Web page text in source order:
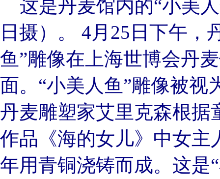
这是丹麦馆内的“小美
日摄）。 4月25日下午，
鱼”雕像在上海世博会丹
面。“小美人鱼”雕像被视
丹麦雕塑家艾里克森根据
作品《海的女儿》中女主
年用青铜浇铸而成。这是